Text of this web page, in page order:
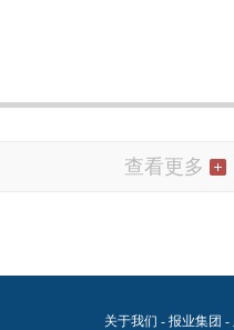
查看更多
关于我们 - 报业集团 -